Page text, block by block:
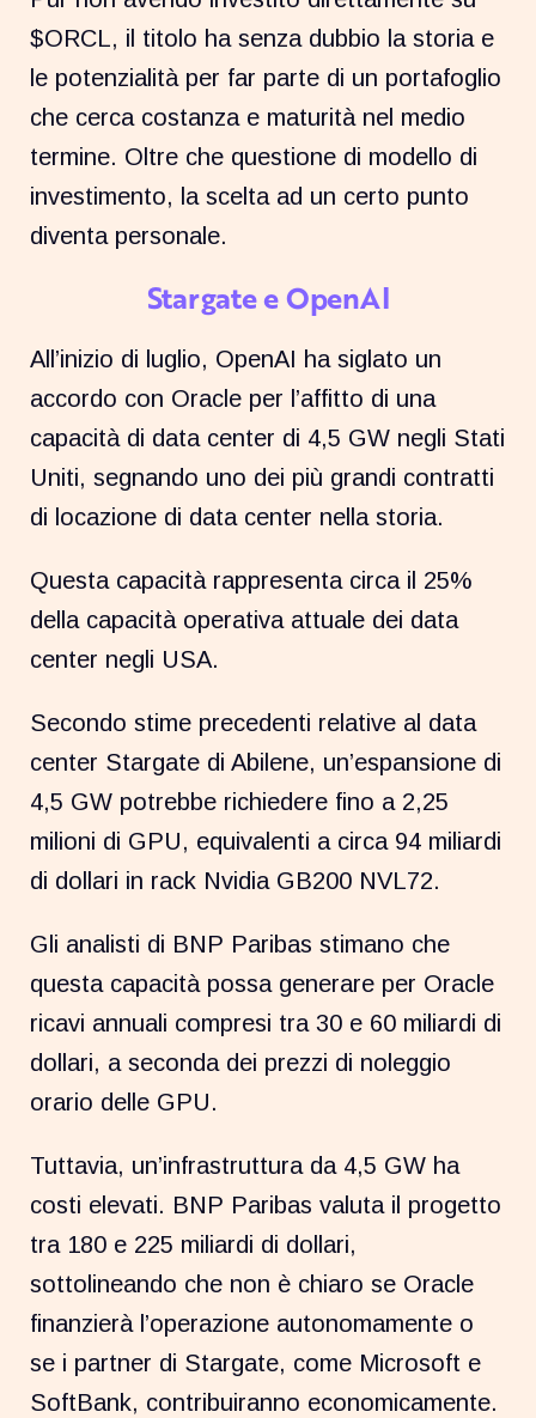
$ORCL, il titolo ha senza dubbio la storia e
le potenzialità per far parte di un portafoglio
che cerca costanza e maturità nel medio
termine. Oltre che questione di modello di
investimento, la scelta ad un certo punto
diventa personale.
Stargate e OpenAI
All’inizio di luglio, OpenAI ha siglato un
accordo con Oracle per l’affitto di una
capacità di data center di 4,5 GW negli Stati
Uniti, segnando uno dei più grandi contratti
di locazione di data center nella storia.
Questa capacità rappresenta circa il 25%
della capacità operativa attuale dei data
center negli USA.
Secondo stime precedenti relative al data
center Stargate di Abilene, un’espansione di
4,5 GW potrebbe richiedere fino a 2,25
milioni di GPU, equivalenti a circa 94 miliardi
di dollari in rack Nvidia GB200 NVL72.
Gli analisti di BNP Paribas stimano che
questa capacità possa generare per Oracle
ricavi annuali compresi tra 30 e 60 miliardi di
dollari, a seconda dei prezzi di noleggio
orario delle GPU.
Tuttavia, un’infrastruttura da 4,5 GW ha
costi elevati. BNP Paribas valuta il progetto
tra 180 e 225 miliardi di dollari,
sottolineando che non è chiaro se Oracle
finanzierà l’operazione autonomamente o
se i partner di Stargate, come Microsoft e
SoftBank, contribuiranno economicamente.